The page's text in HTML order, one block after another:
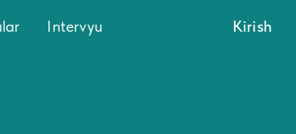
Intervyu Kirish